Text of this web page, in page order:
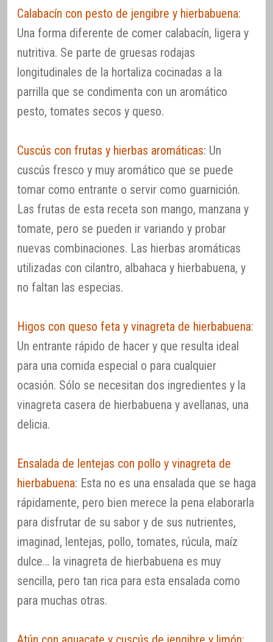
Calabacín con pesto de jengibre y hierbabuena:
Una forma diferente de comer calabacín, ligera y
nutritiva. Se parte de gruesas rodajas
longitudinales de la hortaliza cocinadas a la
parrilla que se condimenta con un aromático
pesto, tomates secos y queso.
Cuscús con frutas y hierbas aromáticas: Un
cuscús fresco y muy aromático que se puede
tomar como entrante o servir como guarnición.
Las frutas de esta receta son mango, manzana y
tomate, pero se pueden ir variando y probar
nuevas combinaciones. Las hierbas aromáticas
utilizadas con cilantro, albahaca y hierbabuena, y
no faltan las especias.
Higos con queso feta y vinagreta de hierbabuena:
Un entrante rápido de hacer y que resulta ideal
para una comida especial o para cualquier
ocasión. Sólo se necesitan dos ingredientes y la
vinagreta casera de hierbabuena y avellanas, una
delicia.
Ensalada de lentejas con pollo y vinagreta de
hierbabuena: Esta no es una ensalada que se haga
rápidamente, pero bien merece la pena elaborarla
para disfrutar de su sabor y de sus nutrientes,
imaginad, lentejas, pollo, tomates, rúcula, maíz
dulce… la vinagreta de hierbabuena es muy
sencilla, pero tan rica para esta ensalada como
para muchas otras.